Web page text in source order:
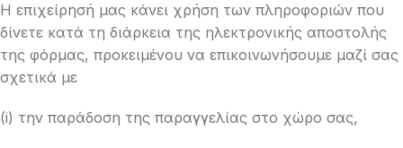
Η επιχείρησή μας κάνει χρήση των πληροφοριών που
δίνετε κατά τη διάρκεια της ηλεκτρονικής αποστολής
της φόρμας, προκειμένου να επικοινωνήσουμε μαζί σας
σχετικά με
(i) την παράδοση της παραγγελίας στο χώρο σας,